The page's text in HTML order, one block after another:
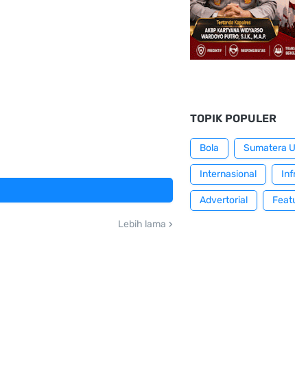
Lebih lama
TOPIK POPULER
Bola Sumatera
Internasional
Advertorial